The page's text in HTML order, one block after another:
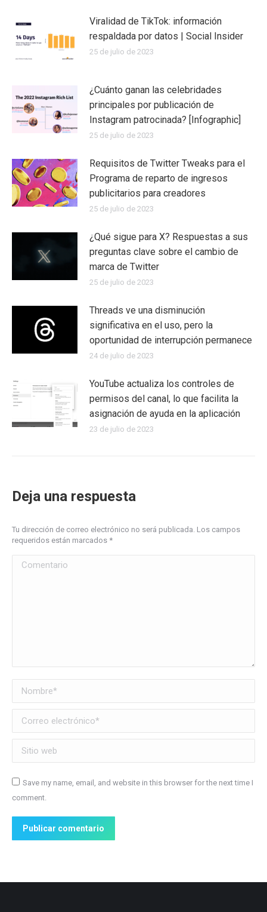
Viralidad de TikTok: información
respaldada por datos | Social Insider
25 de julio de 2023
¿Cuánto ganan las celebridades
principales por publicación de
Instagram patrocinada? [Infographic]
25 de julio de 2023
Requisitos de Twitter Tweaks para el
Programa de reparto de ingresos
publicitarios para creadores
25 de julio de 2023
¿Qué sigue para X? Respuestas a sus
preguntas clave sobre el cambio de
marca de Twitter
25 de julio de 2023
Threads ve una disminución
significativa en el uso, pero la
oportunidad de interrupción permanece
24 de julio de 2023
YouTube actualiza los controles de
permisos del canal, lo que facilita la
asignación de ayuda en la aplicación
23 de julio de 2023
Deja una respuesta
Tu dirección de correo electrónico no será publicada. Los campos
requeridos están marcados *
Comentario
Nombre *
Correo electrónico *
Sitio web
Save my name, email, and website in this browser for the next time I
comment.
Publicar comentario